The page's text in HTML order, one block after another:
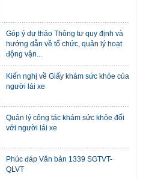
Góp ý dự thảo Thông tư quy định và
hướng dẫn về tổ chức, quản lý hoạt
động vận...
Kiến nghị về Giấy khám sức khỏe của
người lái xe
Quản lý công tác khám sức khỏe đối
với người lái xe
Phúc đáp Văn bản 1339 SGTVT-
QLVT